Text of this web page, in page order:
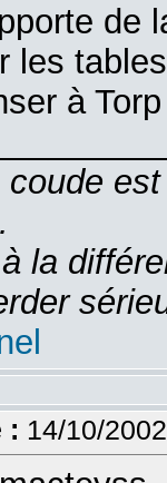
de
les
à
coude
la
: 14/10/